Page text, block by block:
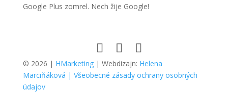
Google Plus zomrel. Nech žije Google!
© 2026 | HMarketing| Webdizajn: Helena
Marciňáková | Všeobecné zásady ochrany osobných
údajov